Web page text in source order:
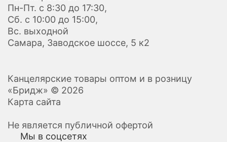
Пн-Пт. с 8:30 до 17:30,
Сб. с 10:00 до 15:00,
Вс. выходной
Самара, Заводское шоссе, 5 к2
Канцелярские товары оптом и в розницу
«Бридж» © 2026
Карта сайта
Не является публичной офертой
Мы в соцсетях